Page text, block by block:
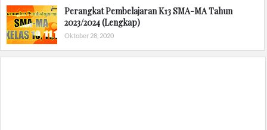
Perangkat Pembelajaran K13 SMA-MA Tahun
2023/2024 (Lengkap)
Oktober 28, 2020